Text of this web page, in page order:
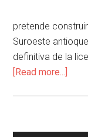
pretende
Suroeste
definitiva de la
[Read more...]